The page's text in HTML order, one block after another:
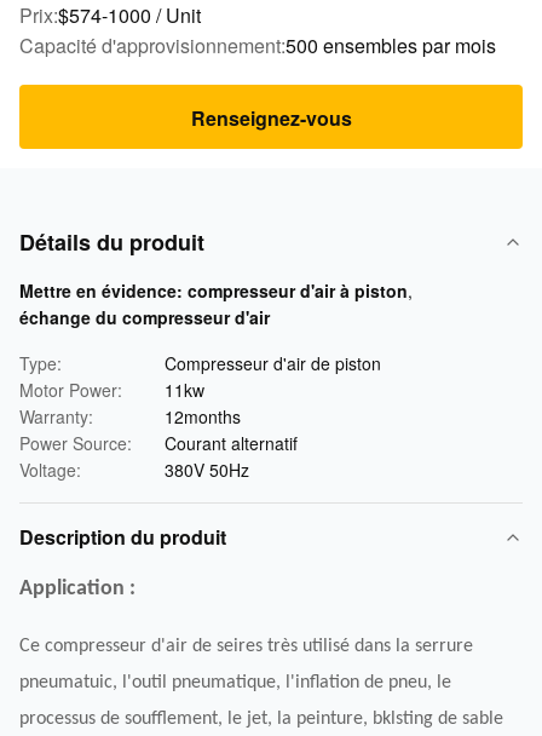
Prix:$574-1000 / Unit
Capacité d'approvisionnement:500 ensembles par mois
Renseignez-vous
Détails du produit
Mettre en évidence: compresseur d'air à piston,
échange du compresseur d'air
Type:
Compresseur d'air de piston
Motor Power:
11kw
Warranty:
12months
Power Source:
Courant alternatif
Voltage:
380V 50Hz
Description du produit
Application :
Ce compresseur d'air de seires très utilisé dans la serrure
pneumatuic, l'outil pneumatique, l'inflation de pneu, le
processus de soufflement, le jet, la peinture, bklsting de sable